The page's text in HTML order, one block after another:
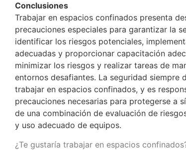
Conclusiones
Trabajar en espacios confinados presenta
precauciones especiales para garantizar la
identificar los riesgos potenciales,
adecuadas y proporcionar capacitación
minimizar los riesgos y realizar tareas de
entornos desafiantes. La seguridad siempre
trabajar en espacios confinados, y es
precauciones necesarias para protegerse a
de una combinación de evaluación de
y uso adecuado de equipos.
¿Te gustaría trabajar en espacios